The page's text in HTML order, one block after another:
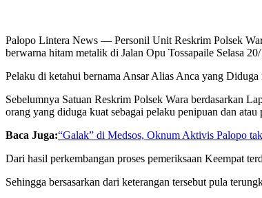
Palopo Lintera News — Personil Unit Reskrim Polsek
berwarna hitam metalik di Jalan Opu Tossapaile Selasa
Pelaku di ketahui bernama Ansar Alias Anca yang
Sebelumnya Satuan Reskrim Polsek Wara berdasarkan
orang yang diduga kuat sebagai pelaku penipuan dan
Baca Juga:“Galak” di Medsos, Oknum Aktivis Palopo
Dari hasil perkembangan proses pemeriksaan Keempat
Sehingga bersasarkan dari keterangan tersebut pula